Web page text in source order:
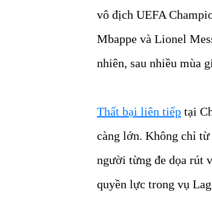
vô địch UEFA
Mbappe và Lionel
nhiên, sau nhiều mùa
Thất bại liên tiếp tại
càng lớn. Không chỉ từ
người từng đe dọa rút
quyền lực trong vụ